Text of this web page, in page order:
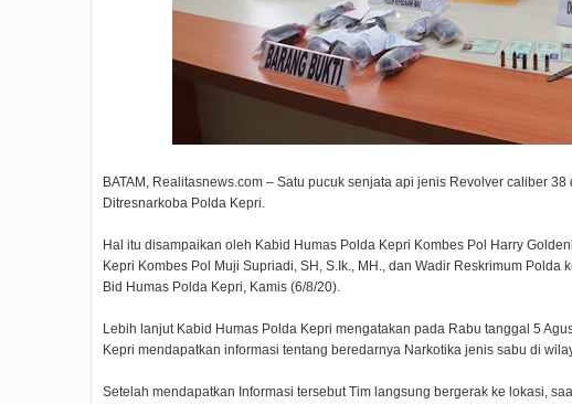
BATAM, Realitasnews.com – Satu pucuk senjata api jenis Revolver caliber
Ditresnarkoba Polda Kepri.
Hal itu disampaikan oleh Kabid Humas Polda Kepri Kombes Pol Harry
Kepri Kombes Pol Muji Supriadi, SH, S.Ik., MH., dan Wadir Reskrimum Polda
Bid Humas Polda Kepri, Kamis (6/8/20).
Lebih lanjut Kabid Humas Polda Kepri mengatakan pada Rabu tanggal 5
Kepri mendapatkan informasi tentang beredarnya Narkotika jenis sabu di
Setelah mendapatkan Informasi tersebut Tim langsung bergerak ke lokasi,